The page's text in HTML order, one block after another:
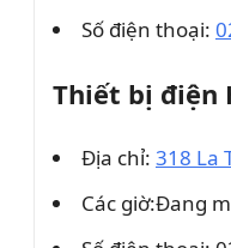
Số điện thoại:
Thiết bị điện
Địa chỉ: 318 La
Các giờ:Đang